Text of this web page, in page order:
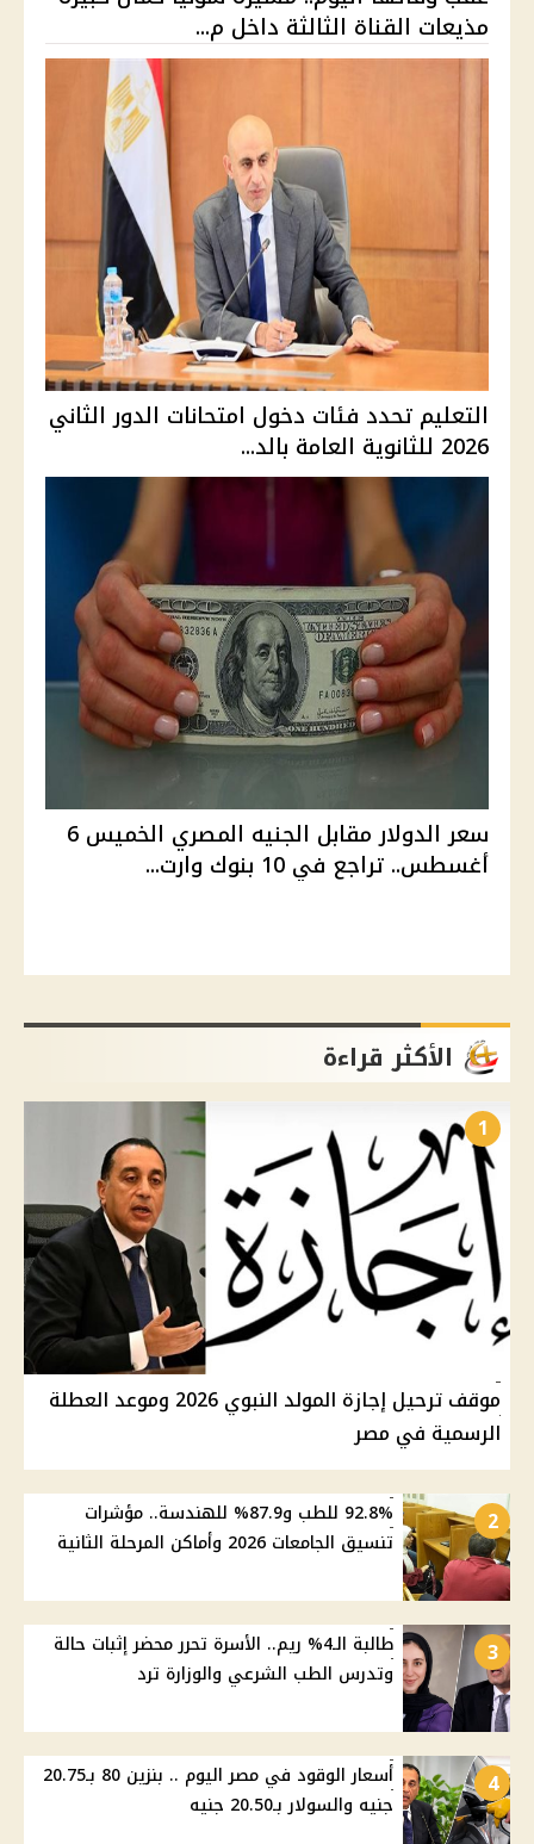
مذيعات القناة الثالثة داخل م...
التعليم تحدد فئات دخول امتحانات الدور الثاني
2026 للثانوية العامة بالد...
سعر الدولار مقابل الجنيه المصري الخميس 6
أغسطس.. تراجع في 10 بنوك وارت...
الأكثر قراءة
1
موقف ترحيل إجازة المولد النبوي 2026 وموعد العطلة
الرسمية في مصر
2
92.8% للطب و87.9% للهندسة.. مؤشرات
تنسيق الجامعات 2026 وأماكن المرحلة الثانية
3
طالبة الـ4% ريم.. الأسرة تحرر محضر إثبات حالة
وتدرس الطب الشرعي والوزارة ترد
4
أسعار الوقود في مصر اليوم .. بنزين 80 بـ20.75
جنيه والسولار بـ20.50 جنيه